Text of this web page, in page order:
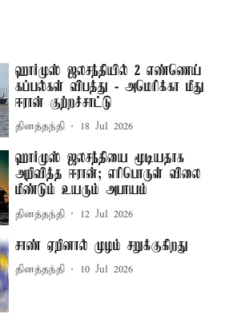
ஹார்முஸ் ஜலசந்தியில் 2 எண்ணெய்
கப்பல்கள் விபத்து - அமெரிக்கா மீது
ஈரான் குற்றச்சாட்டு
தினத்தந்தி 18 Jul 2026
ஹார்முஸ் ஜலசந்தியை மூடியதாக
அறிவித்த ஈரான்; எரிபொருள் விலை
மீண்டும் உயரும் அபாயம்
தினத்தந்தி 12 Jul 2026
சாண் ஏறினால் முழம் சறுக்குகிறது
தினத்தந்தி 10 Jul 2026